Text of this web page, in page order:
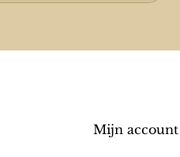
Mijn account